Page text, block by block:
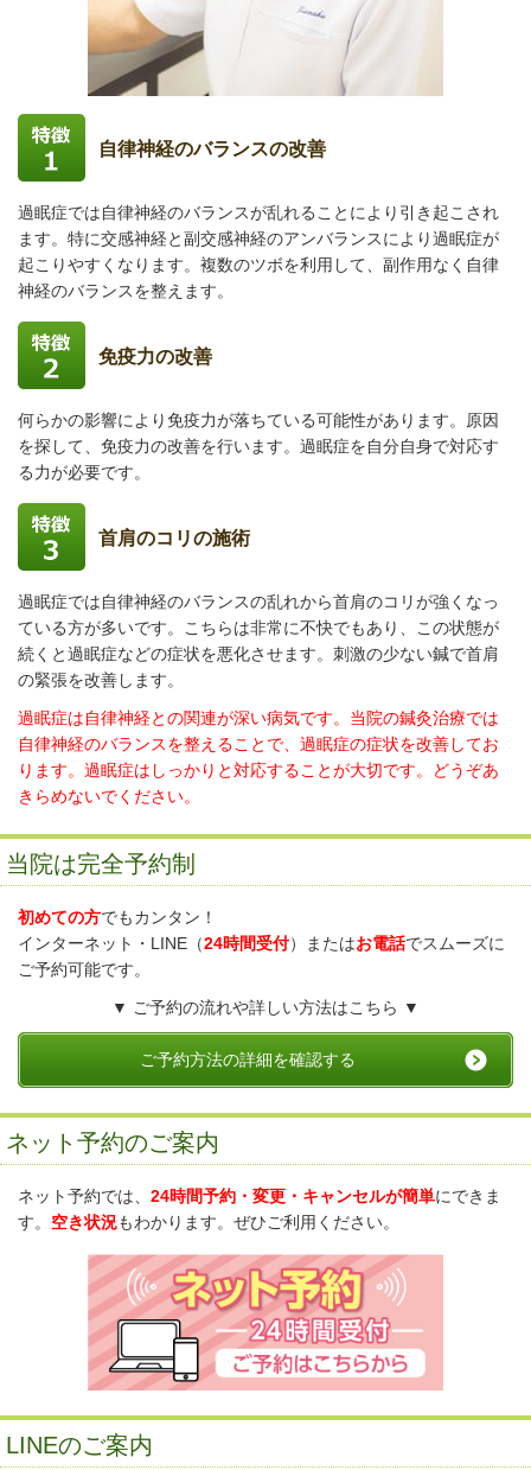
自律神経のバランスの改善
過眠症では自律神経のバランスが乱れることにより引き起こされ
ます。特に交感神経と副交感神経のアンバランスにより過眠症が
起こりやすくなります。複数のツボを利用して、副作用なく自律
神経のバランスを整えます。
免疫力の改善
何らかの影響により免疫力が落ちている可能性があります。原因
を探して、免疫力の改善を行います。過眠症を自分自身で対応す
る力が必要です。
首肩のコリの施術
過眠症では自律神経のバランスの乱れから首肩のコリが強くなっ
ている方が多いです。こちらは非常に不快でもあり、この状態が
続くと過眠症などの症状を悪化させます。刺激の少ない鍼で首肩
の緊張を改善します。
過眠症は自律神経との関連が深い病気です。当院の鍼灸治療では
自律神経のバランスを整えることで、過眠症の症状を改善してお
ります。過眠症はしっかりと対応することが大切です。どうぞあ
きらめないでください。
当院は完全予約制
初めての方でもカンタン！
インターネット・LINE（24時間受付）またはお電話でスムーズに
ご予約可能です。
▼ ご予約の流れや詳しい方法はこちら ▼
ご予約方法の詳細を確認する
ネット予約のご案内
ネット予約では、 24時間予約・変更・キャンセルが簡単にできま
す。 空き状況もわかります。ぜひご利用ください。
LINEのご案内